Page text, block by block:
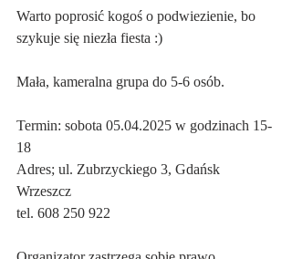
Warto poprosić kogoś o podwiezienie, bo
szykuje się niezła fiesta :)
Mała, kameralna grupa do 5-6 osób.
Termin: sobota 05.04.2025 w godzinach 15-
18
Adres; ul. Zubrzyckiego 3, Gdańsk
Wrzeszcz
tel. 608 250 922